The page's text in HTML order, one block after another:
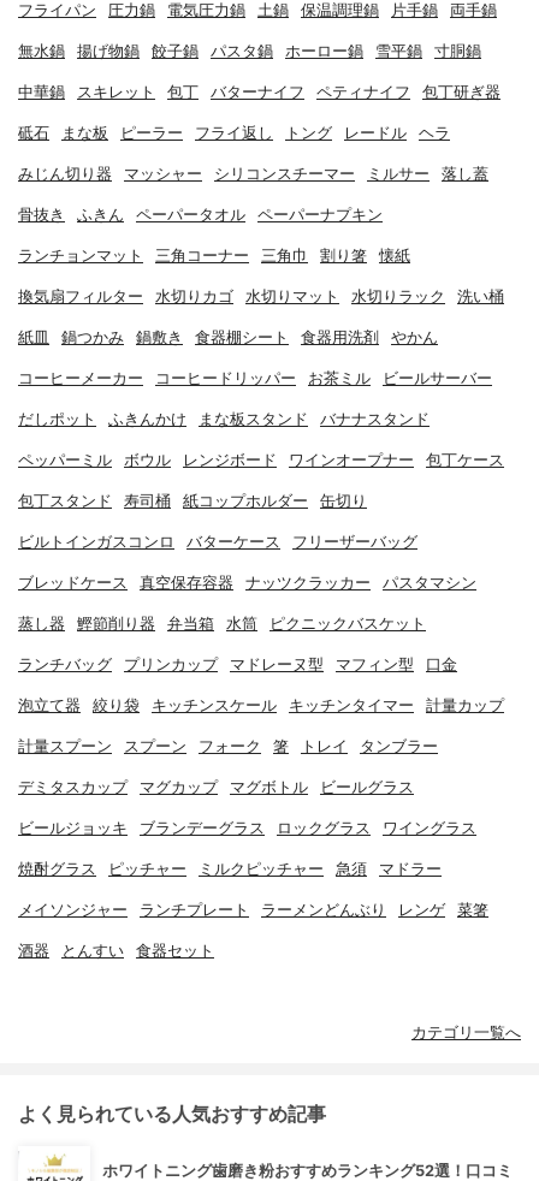
フライパン 圧力鍋 電気圧力鍋 土鍋 保温調理鍋 片手鍋 両手鍋
無水鍋 揚げ物鍋 餃子鍋 パスタ鍋 ホーロー鍋 雪平鍋 寸胴鍋
中華鍋 スキレット 包丁 バターナイフ ペティナイフ 包丁研ぎ器
砥石 まな板 ピーラー フライ返し トング レードル ヘラ
みじん切り器 マッシャー シリコンスチーマー ミルサー 落し蓋
骨抜き ふきん ペーパータオル ペーパーナプキン
ランチョンマット 三角コーナー 三角巾 割り箸 懐紙
換気扇フィルター 水切りカゴ 水切りマット 水切りラック 洗い桶
紙皿 鍋つかみ 鍋敷き 食器棚シート 食器用洗剤 やかん
コーヒーメーカー コーヒードリッパー お茶ミル ビールサーバー
だしポット ふきんかけ まな板スタンド バナナスタンド
ペッパーミル ボウル レンジボード ワインオープナー 包丁ケース
包丁スタンド 寿司桶 紙コップホルダー 缶切り
ビルトインガスコンロ バターケース フリーザーバッグ
ブレッドケース 真空保存容器 ナッツクラッカー パスタマシン
蒸し器 鰹節削り器 弁当箱 水筒 ピクニックバスケット
ランチバッグ プリンカップ マドレーヌ型 マフィン型 口金
泡立て器 絞り袋 キッチンスケール キッチンタイマー 計量カップ
計量スプーン スプーン フォーク 箸 トレイ タンブラー
デミタスカップ マグカップ マグボトル ビールグラス
ビールジョッキ ブランデーグラス ロックグラス ワイングラス
焼酎グラス ピッチャー ミルクピッチャー 急須 マドラー
メイソンジャー ランチプレート ラーメンどんぶり レンゲ 菜箸
酒器 とんすい 食器セット
カテゴリ一覧へ
よく見られている人気おすすめ記事
ホワイトニング歯磨き粉おすすめランキング52選！口コミ